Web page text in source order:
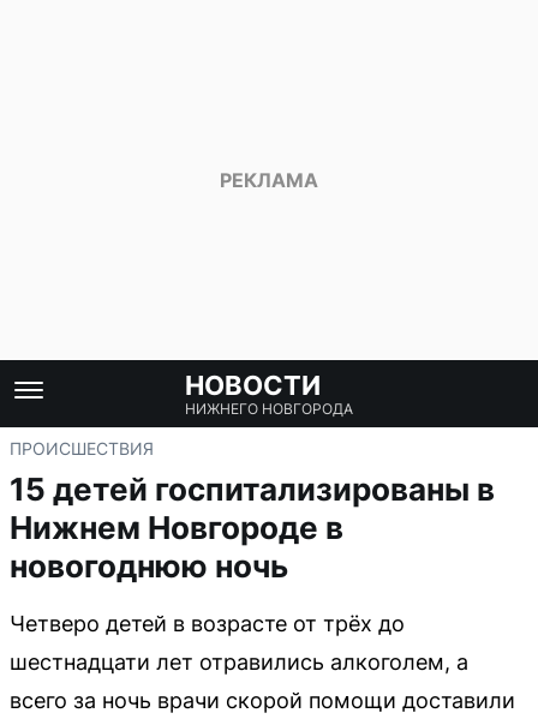
НОВОСТИ
НИЖНЕГО НОВГОРОДА
ПРОИСШЕСТВИЯ
15 детей госпитализированы в
Нижнем Новгороде в
новогоднюю ночь
Четверо детей в возрасте от трёх до
шестнадцати лет отравились алкоголем, а
всего за ночь врачи скорой помощи доставили